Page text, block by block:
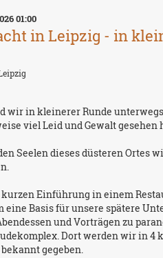
01:00
in Leipzig - in
wir in kleinerer Runde
viel Leid und Gewalt gesehen
Seelen dieses düsteren Ortes
Einführung in einem
eine Basis für unsere spätere
und Vorträgen zu
Dort werden wir in 4
gegeben.